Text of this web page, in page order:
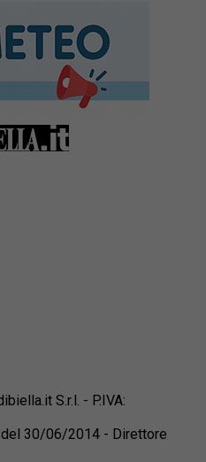
S.r.l. - P.IVA:
del 30/06/2014 - Direttore